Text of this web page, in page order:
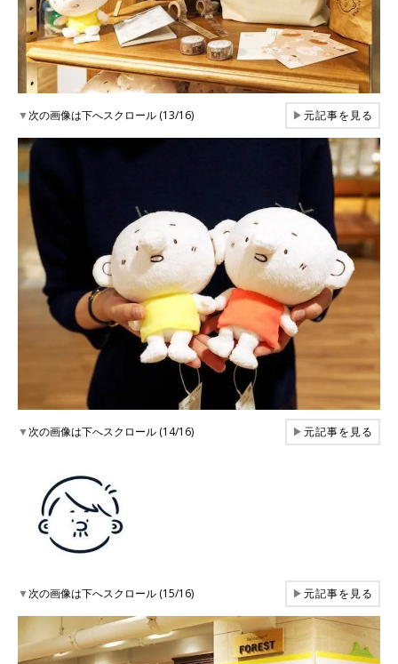
▼次の画像は下へスクロール (13/16) ▶元記事を見る
▼次の画像は下へスクロール (14/16) ▶元記事を見る
▼次の画像は下へスクロール (15/16) ▶元記事を見る